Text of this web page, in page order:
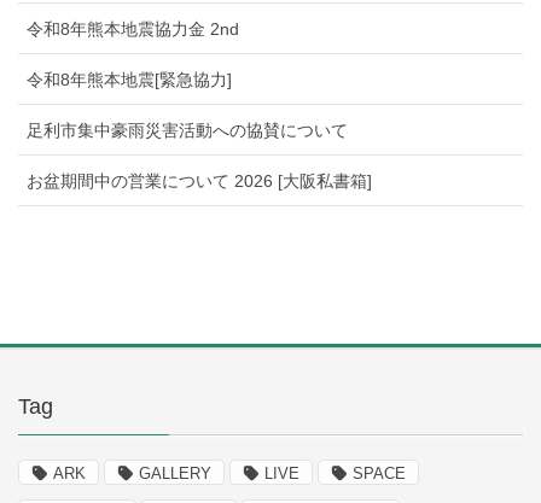
令和8年熊本地震協力金 2nd
令和8年熊本地震[緊急協力]
足利市集中豪雨災害活動への協賛について
お盆期間中の営業について 2026 [大阪私書箱]
Tag
ARK GALLERY LIVE SPACE